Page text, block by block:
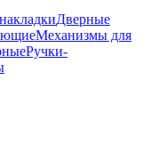
Дверные
Механизмы для
Ручки-